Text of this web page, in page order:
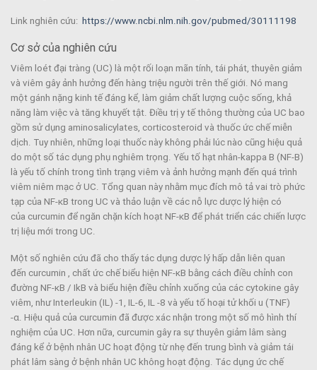
Link nghiên cứu: https://www.ncbi.nlm.nih.gov/pubmed/30111198
Cơ sở của nghiên cứu
Viêm loét đại tràng (UC) là một rối loạn mãn tính, tái phát, thuyên giảm
và viêm gây ảnh hưởng đến hàng triệu người trên thế giới. Nó mang
một gánh nặng kinh tế đáng kể, làm giảm chất lượng cuộc sống, khả
năng làm việc và tăng khuyết tật. Điều trị y tế thông thường của UC bao
gồm sử dụng aminosalicylates, corticosteroid và thuốc ức chế miễn
dịch. Tuy nhiên, những loại thuốc này không phải lúc nào cũng hiệu quả
do một số tác dụng phụ nghiêm trọng. Yếu tố hạt nhân-kappa B (NF-B)
là yếu tố chính trong tình trạng viêm và ảnh hưởng mạnh đến quá trình
viêm niêm mạc ở UC. Tổng quan này nhằm mục đích mô tả vai trò phức
tạp của NF-κB trong UC và thảo luận về các nỗ lực dược lý hiện có
của curcumin để ngăn chặn kích hoạt NF-κB để phát triển các chiến lược
trị liệu mới trong UC.
Một số nghiên cứu đã cho thấy tác dụng dược lý hấp dẫn liên quan
đến curcumin , chất ức chế biểu hiện NF-κB bằng cách điều chỉnh con
đường NF-κB / IkB và biểu hiện điều chỉnh xuống của các cytokine gây
viêm, như Interleukin (IL) -1, IL-6, IL -8 và yếu tố hoại tử khối u (TNF)
-α. Hiệu quả của curcumin đã được xác nhận trong một số mô hình thí
nghiệm của UC. Hơn nữa, curcumin gây ra sự thuyên giảm lâm sàng
đáng kể ở bệnh nhân UC hoạt động từ nhẹ đến trung bình và giảm tái
phát lâm sàng ở bệnh nhân UC không hoạt động. Tác dụng ức chế